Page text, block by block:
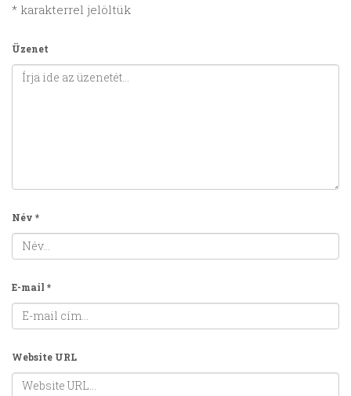
* karakterrel jelöltük
Üzenet
Név *
E-mail *
Website URL